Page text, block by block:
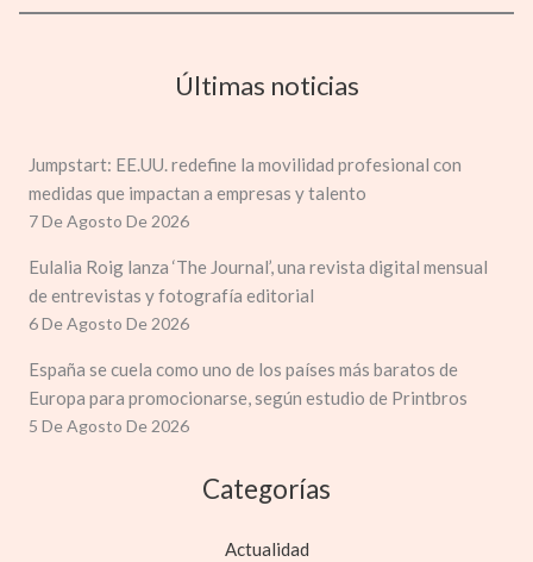
Últimas noticias
Jumpstart: EE.UU. redefine la movilidad profesional con
medidas que impactan a empresas y talento
7 De Agosto De 2026
Eulalia Roig lanza ‘The Journal’, una revista digital mensual
de entrevistas y fotografía editorial
6 De Agosto De 2026
España se cuela como uno de los países más baratos de
Europa para promocionarse, según estudio de Printbros
5 De Agosto De 2026
Categorías
Actualidad